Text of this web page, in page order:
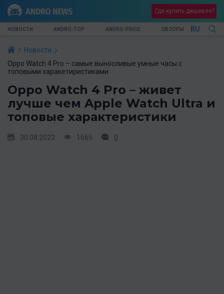
Где купить дешевле?
НОВОСТИ ANDRO-TOP ANDRO-PRICE ОБЗОРЫ RU
Новости
Oppo Watch 4 Pro – самые выносливые умные часы с
топовыми харакетиристиками
Oppo Watch 4 Pro – живет
лучше чем Apple Watch Ultra и
топовые характеристики
30.08.2023 1665 0